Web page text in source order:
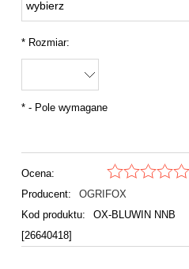
*Rozmiar:
*- Pole wymagane
Ocena:
Producent:
OGRIFOX
Kod produktu:
OX-BLUWIN NNB
[26640418]